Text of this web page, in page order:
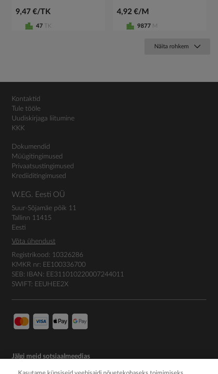
9,47 €/TK
47 TK
4,92 €/M
9877 M
Näita rohkem
Kontaktid
Tule tööle
Uudiskirjaga liitumine
KKK
Dokumendid
Müügitingimused
Privaatsustingimused
Krediiditingimused
W.EG. Eesti OÜ
Suur-Sõjamäe põik 11
Tallinn 11415
Eesti
Võta ühendust
Registrikood: 10326286
KMKR nr: EE100336700
SEB: IBAN: EE311010220007244011
SWIFT: EEUHEE2X
Jälgi meid sotsiaalmeedias